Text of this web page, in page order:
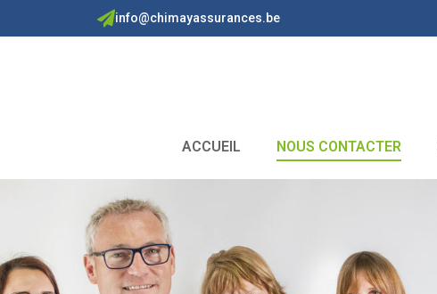
info@chimayassurances.be
ACCUEIL NOUS CONTACTER